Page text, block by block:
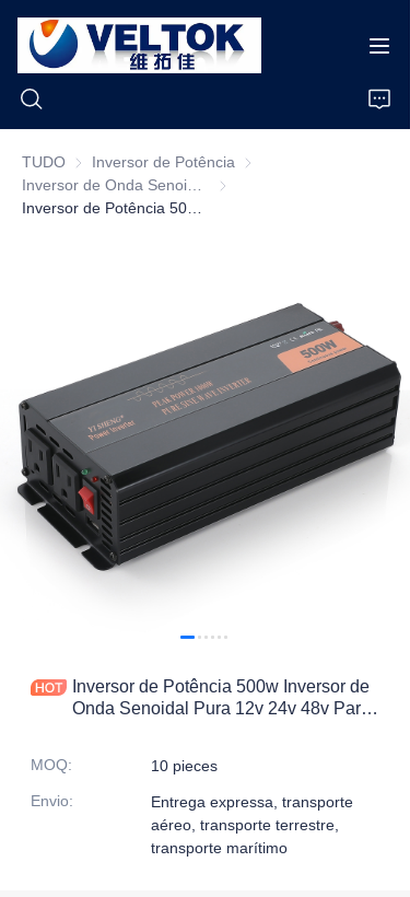
TUDO Inversor de Potência Inversor de Potência
Inversor de Onda Senoidal
Inversor de Potência 500w Inversor de
Onda Senoidal Pura 12v 24v 48v Para
MOQ:
10 pieces
Envio:
Entrega expressa, transporte
aéreo, transporte terrestre,
transporte marítimo
Início
Casos
Suporte